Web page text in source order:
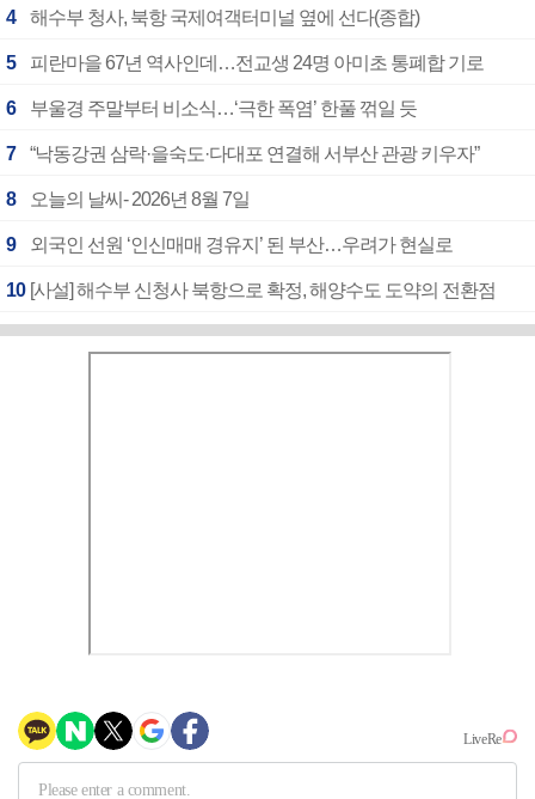
4 해수부 청사, 북항 국제여객터미널 옆에 선다(종합)
5 피란마을 67년 역사인데…전교생 24명 아미초 통폐합 기로
6 부울경 주말부터 비소식…‘극한 폭염’ 한풀 꺾일 듯
7 “낙동강권 삼락·을숙도·다대포 연결해 서부산 관광 키우자”
8 오늘의 날씨- 2026년 8월 7일
9 외국인 선원 ‘인신매매 경유지’ 된 부산…우려가 현실로
10 [사설] 해수부 신청사 북항으로 확정, 해양수도 도약의 전환점